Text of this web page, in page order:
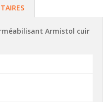
Armistol cuir